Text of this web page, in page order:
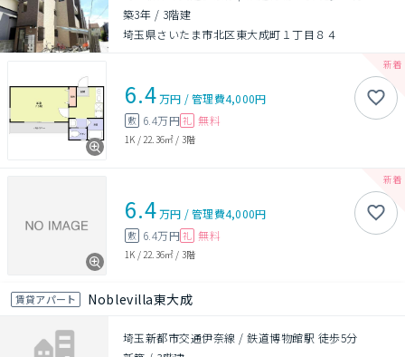
築3年 / 3階建
埼玉県さいたま市北区東大成町１丁目８４
6.4万円 /管理費4,000円
敷 6.4万円 礼 無料
1K / 22.36㎡ / 3階
6.4万円 /管理費4,000円
敷 6.4万円 礼 無料
1K / 22.36㎡ / 3階
賃貸アパート Noblevilla東大成
埼玉新都市交通伊奈線 / 鉄道博物館駅 徒歩5分